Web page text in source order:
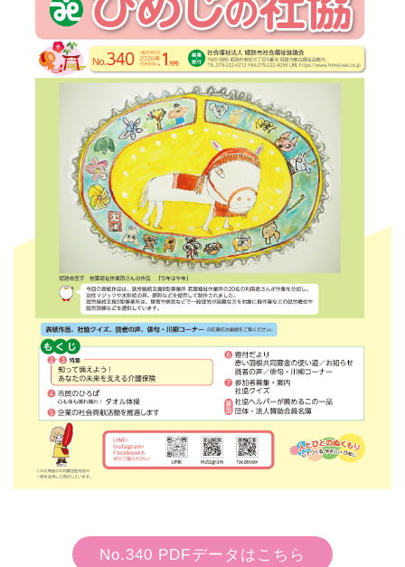
No.340 PDFデータはこちら